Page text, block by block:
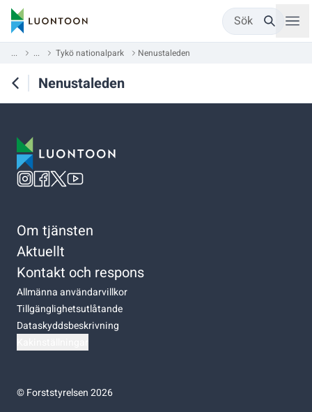
Sök
... ... Tykö nationalpark Nenustaleden
Nenustaleden
Om tjänsten
Aktuellt
Kontakt och respons
Allmänna användarvillkor
Tillgänglighetsutlåtande
Dataskyddsbeskrivning
©Forststyrelsen 2026